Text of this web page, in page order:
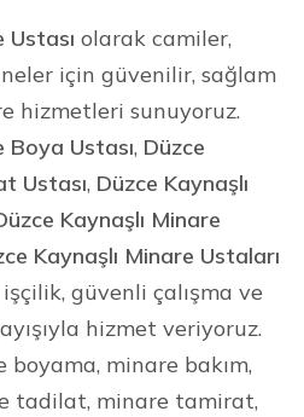
Ustası olarak camiler,
için güvenilir, sağlam
hizmetleri sunuyoruz.
Boya Ustası, Düzce
Ustası, Düzce Kaynaşlı
Kaynaşlı Minare
Kaynaşlı Minare Ustaları
güvenli çalışma ve
hizmet veriyoruz.
boyama, minare bakım,
tadilat, minare tamirat,